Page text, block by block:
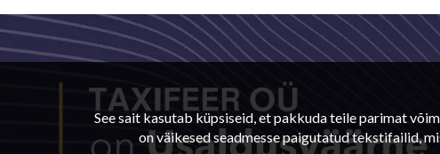
See sait kasutab küpsiseid, et pakkuda teile parimat
on väikesed seadmesse paigutatud tekstifailid,